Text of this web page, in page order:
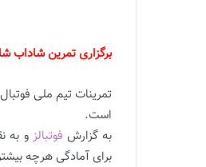
برگزاری تمرین شاداب
است.
به گزارش فوتبالز
برای آمادگی هرچه بیشتر در مسابقات زیر 17 سال دختران کافا